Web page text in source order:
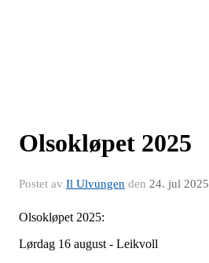
Olsokløpet 2025
Postet av Il Ulvungen den 24. jul 2025
Olsokløpet 2025:
Lørdag 16 august - Leikvoll